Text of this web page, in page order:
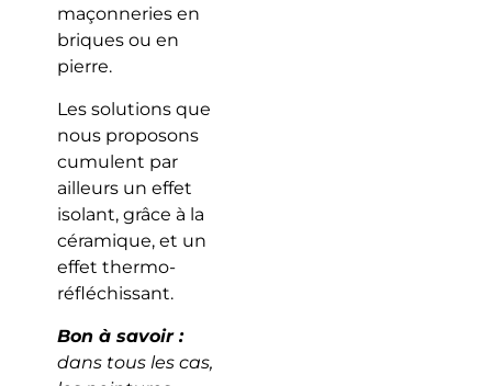
maçonneries en
briques ou en
pierre.
Les solutions que
nous proposons
cumulent par
ailleurs un effet
isolant, grâce à la
céramique, et un
effet thermo-
réfléchissant.
Bon à savoir :
dans tous les cas,